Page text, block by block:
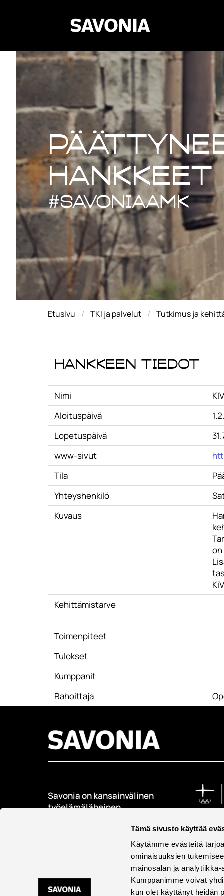
Tämä sivusto käyttää
Käytämme evästeitä
ominaisuuksien
mainosalan ja
Kumppanimme voivat
kun olet käyttänyt heidän
hankkeet
#savoniaAMK
Etusivu TKI ja palvelut Tutkimus ja
Hankkeen tiedot
Nimi
Aloituspäivä
Lopetuspäivä
www-sivut
Tila
Yhteyshenkilö
Kuvaus
Kehittämistarve
Toimenpiteet
Tulokset
Kumppanit
Rahoittaja
Savonia on kansainvälinen
työelämäläheinen
kouluttaa, tutkii, kehittää